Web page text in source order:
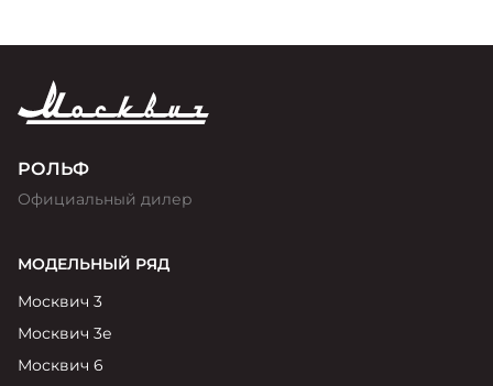
РОЛЬФ
Официальный дилер
МОДЕЛЬНЫЙ РЯД
Москвич 3
Москвич 3е
Москвич 6